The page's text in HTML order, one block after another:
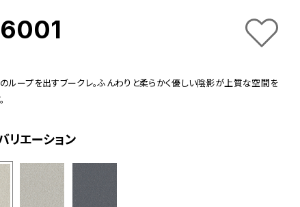
ループを出すブークレ。ふんわりと柔らかく優しい陰影が上質な空間を
リエーション